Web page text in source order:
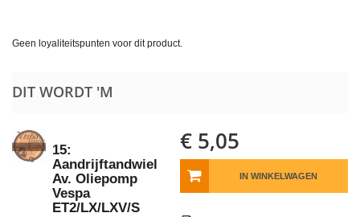
Geen loyaliteitspunten voor dit product.
DIT WORDT 'M
15:
Aandrijftandwiel
Av. Oliepomp
Vespa
ET2/LX/LXV/S
€ 5,05
IN WINKELWAGEN